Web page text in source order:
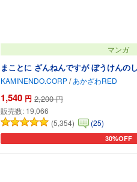
マンガ
まことに ざんねんですが ぼうけんの
KAMINENDO.CORP/ あかざわRED
1,540 円 2,200 円
販売数: 19,066
(5,354)
(25)
30%OFF
カートに追